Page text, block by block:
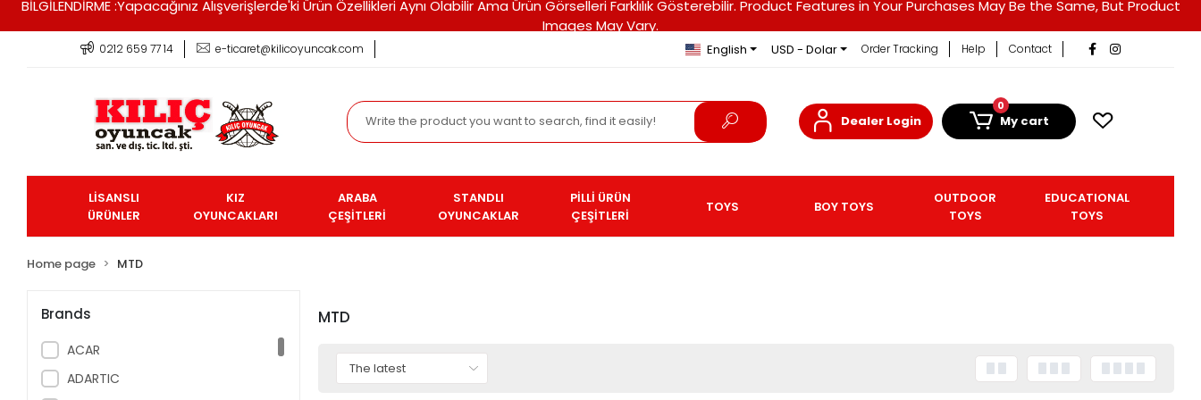
BİLGİLENDİRME :Yapacağınız Alışverişlerde'ki Ürün Özellikleri Aynı Olabilir Ama Ürün Görselleri Farklılık Gösterebilir. Product Features in Your Purchases May Be the Same, But Product
Images May Vary.
0212 659 77 14 e-ticaret@kilicoyuncak.com English USD - Dolar Order Tracking Help Contact
Dealer Login
0
My cart
LİSANSLI
ÜRÜNLER
KIZ
OYUNCAKLARI
ARABA
ÇEŞİTLERİ
STANDLI
OYUNCAKLAR
PİLLİ ÜRÜN
ÇEŞİTLERİ
TOYS BOY TOYS
OUTDOOR
TOYS
EDUCATIONAL
TOYS
Home page MTD
Brands
ACAR
ADARTIC
MTD